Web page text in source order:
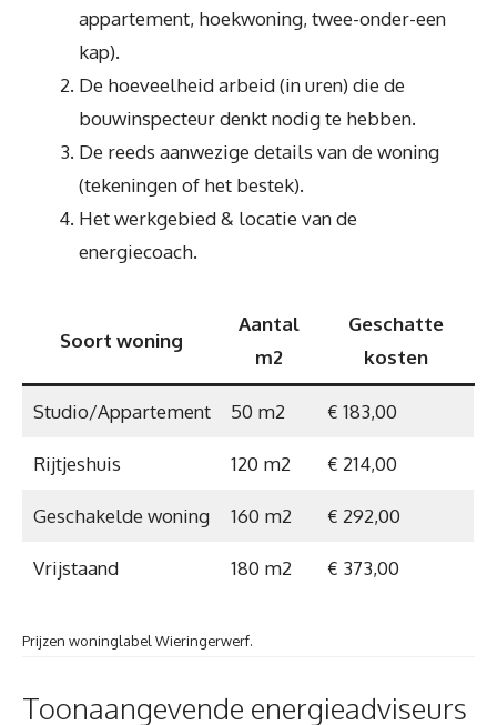
appartement, hoekwoning, twee-onder-een
kap).
De hoeveelheid arbeid (in uren) die de
bouwinspecteur denkt nodig te hebben.
De reeds aanwezige details van de woning
(tekeningen of het bestek).
Het werkgebied & locatie van de
energiecoach.
Soort woning
Aantal
m2
Geschatte
kosten
Studio/Appartement 50 m2 € 183,00
Rijtjeshuis 120 m2 € 214,00
Geschakelde woning 160 m2 € 292,00
Vrijstaand 180 m2 € 373,00
Prijzen woninglabel Wieringerwerf.
Toonaangevende energieadviseurs